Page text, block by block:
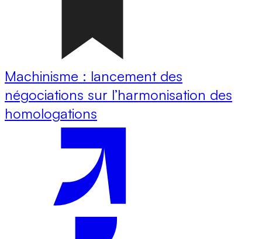
Machinisme : lancement des
négociations sur l’harmonisation des
homologations